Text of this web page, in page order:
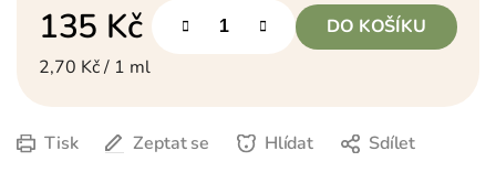
135 Kč
Měrná cena:
2,70 Kč / 1 ml
DO KOŠÍKU
Tisk Zeptat se Hlídat Sdílet